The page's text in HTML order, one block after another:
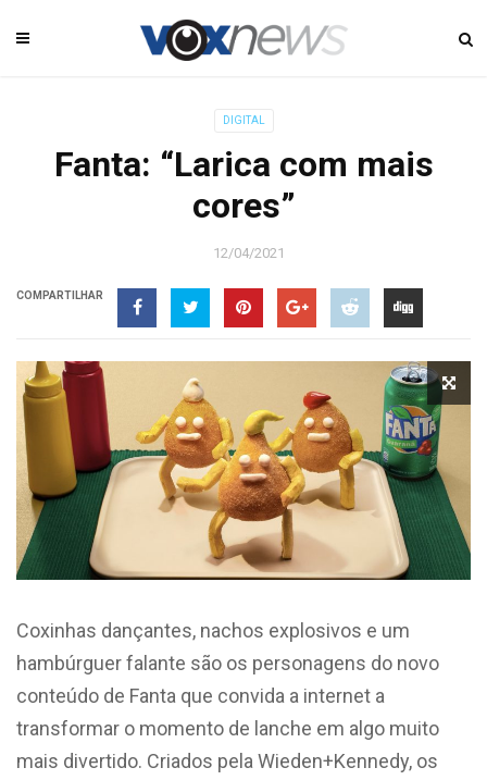
DIGITAL
Fanta: “Larica com mais
cores”
12/04/2021
COMPARTILHAR
Coxinhas dançantes, nachos explosivos e um
hambúrguer falante são os personagens do novo
conteúdo de Fanta que convida a internet a
transformar o momento de lanche em algo muito
mais divertido. Criados pela Wieden+Kennedy, os